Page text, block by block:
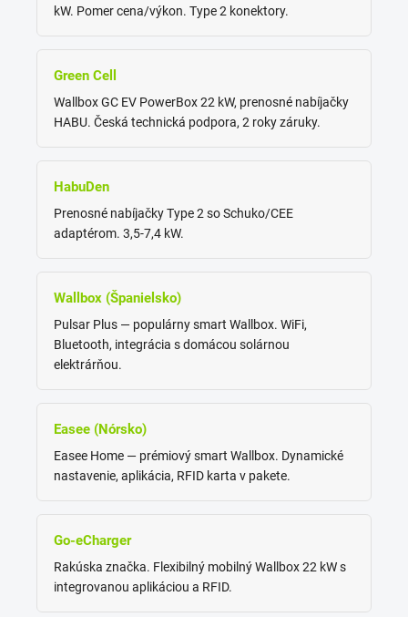
kW. Pomer cena/výkon. Type 2 konektory.
Green Cell
Wallbox GC EV PowerBox 22 kW, prenosné nabíjačky
HABU. Česká technická podpora, 2 roky záruky.
HabuDen
Prenosné nabíjačky Type 2 so Schuko/CEE
adaptérom. 3,5-7,4 kW.
Wallbox (Španielsko)
Pulsar Plus — populárny smart Wallbox. WiFi,
Bluetooth, integrácia s domácou solárnou
elektrárňou.
Easee (Nórsko)
Easee Home — prémiový smart Wallbox. Dynamické
nastavenie, aplikácia, RFID karta v pakete.
Go-eCharger
Rakúska značka. Flexibilný mobilný Wallbox 22 kW s
integrovanou aplikáciou a RFID.